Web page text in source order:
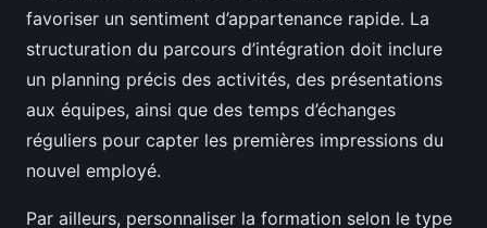
favoriser un sentiment d’appartenance rapide. La
structuration du parcours d’intégration doit inclure
un planning précis des activités, des présentations
aux équipes, ainsi que des temps d’échanges
réguliers pour capter les premières impressions du
nouvel employé.
Par ailleurs, personnaliser la formation selon le type